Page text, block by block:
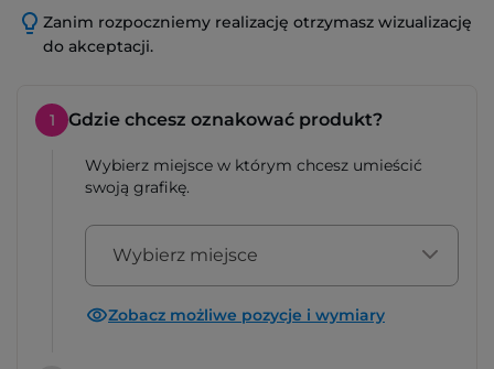
Zanim rozpoczniemy realizację otrzymasz wizualizację
do akceptacji.
1 Gdzie chcesz oznakować produkt?
Wybierz miejsce w którym chcesz umieścić
swoją grafikę.
Wybierz miejsce
Zobacz możliwe pozycje i wymiary